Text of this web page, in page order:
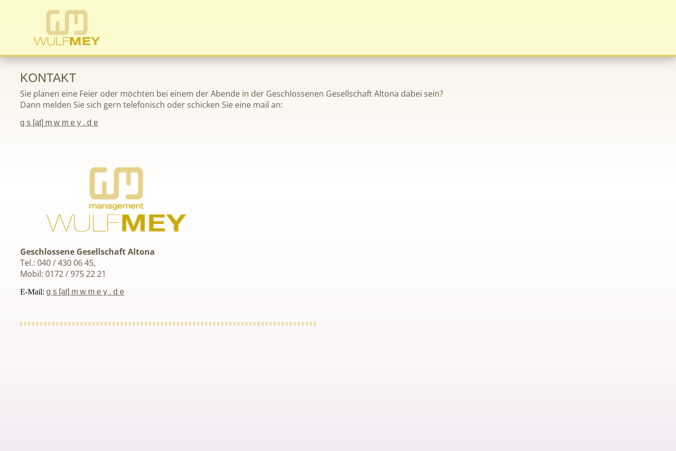
KONTAKT
Sie planen eine Feier oder möchten bei einem der Abende in der Geschlossenen Gesellschaft Altona dabei sein?
Dann melden Sie sich gern telefonisch oder schicken Sie eine mail an:
g s [at] m w m e y . d e
Geschlossene Gesellschaft Altona
Tel.: 040 / 430 06 45,
Mobil: 0172 / 975 22 21
E-Mail:g s [at] m w m e y . d e